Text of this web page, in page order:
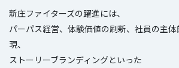
新庄ファイターズの躍進には、
パーパス経営、体験価値の刷新、社員の主
現、
ストーリーブランディングといった